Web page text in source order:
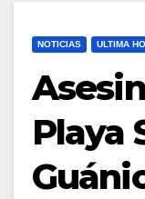
NOTICIAS ULTIMA
Playa